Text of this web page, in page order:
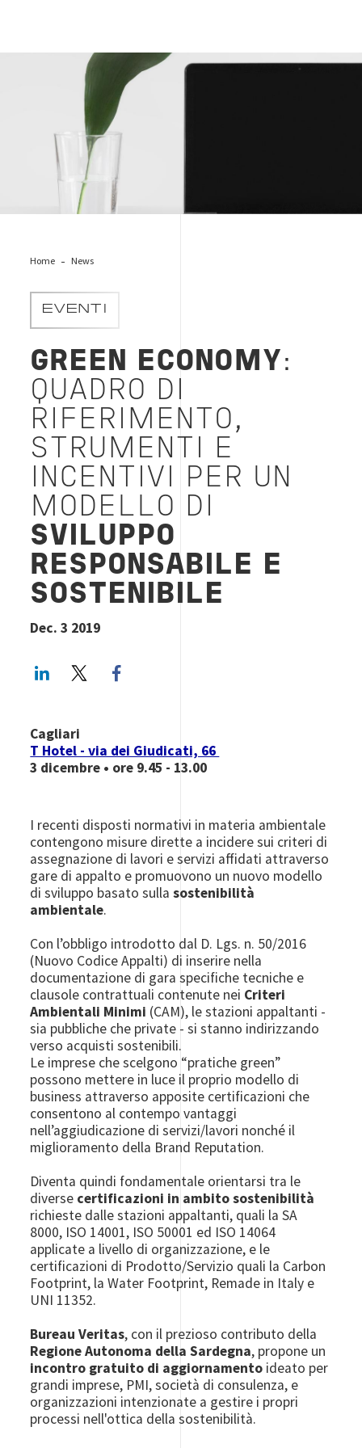
green business pc
Home News
EVENTI
GREEN ECONOMY :
QUADRO DI
RIFERIMENTO,
STRUMENTI E
INCENTIVI PER UN
MODELLO DI
SVILUPPO
RESPONSABILE E
SOSTENIBILE
Dec. 3 2019
LinkedInTwitter
Cagliari
T Hotel - via dei Giudicati, 66
3 dicembre • ore 9.45 - 13.00
I recenti disposti normativi in materia ambientale
contengono misure dirette a incidere sui criteri di
assegnazione di lavori e servizi affidati attraverso
gare di appalto e promuovono un nuovo modello
di sviluppo basato sullasostenibilità
ambientale.
Con l’obbligo introdotto dal D. Lgs. n. 50/2016
(Nuovo Codice Appalti) di inserire nella
documentazione di gara specifiche tecniche e
clausole contrattuali contenute nei Criteri
Ambientali Minimi (CAM), le stazioni appaltanti -
sia pubbliche che private - si stanno indirizzando
verso acquisti sostenibili.
Le imprese che scelgono “pratiche green”
possono mettere in luce il proprio modello di
business attraverso apposite certificazioni che
consentono al contempo vantaggi
nell’aggiudicazione di servizi/lavori nonché il
miglioramento della Brand Reputation.
Diventa quindi fondamentale orientarsi tra le
diverse certificazioni in ambito sostenibilità
richieste dalle stazioni appaltanti, quali la SA
8000, ISO 14001, ISO 50001 ed ISO 14064
applicate a livello di organizzazione, e le
certificazioni di Prodotto/Servizio quali la Carbon
Footprint, la Water Footprint, Remade in Italy e
UNI 11352.
Bureau Veritas, con il prezioso contributo della
Regione Autonoma della Sardegna, propone un
incontro gratuito di aggiornamento ideato per
grandi imprese, PMI, società di consulenza, e
organizzazioni intenzionate a gestire i propri
processi nell'ottica della sostenibilità.